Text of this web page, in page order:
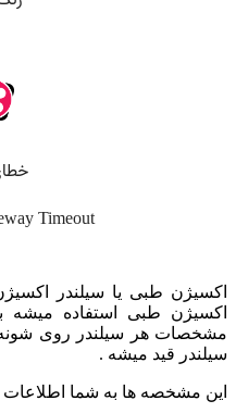
اکسیژن طبی یا سیلندر
اکسیژن طبی استفاده میشه
مشخصات هر سیلندر روی
سیلندر قید میشه .
این مشخصه ها به شما